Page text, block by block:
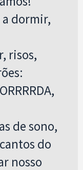
dormir,
risos,
de sono,
do
nosso